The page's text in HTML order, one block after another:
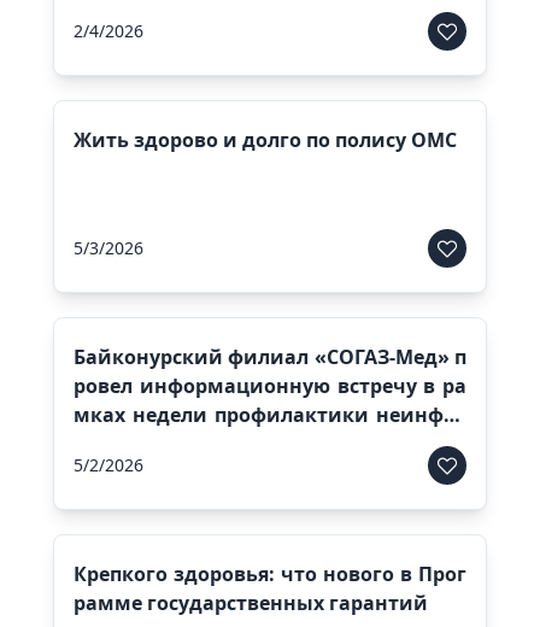
2/4/2026
Жить здорово и долго по полису ОМС
5/3/2026
Байконурский филиал «СОГАЗ-Мед» п
ровел информационную встречу в ра
мках недели профилактики неинфек
5/2/2026
Крепкого здоровья: что нового в Прог
рамме государственных гарантий